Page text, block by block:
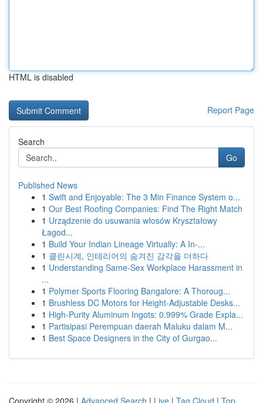
HTML is disabled
Report Page
Search
Go
Published News
1 Swift and Enjoyable: The 3 Min Finance System o...
1 Our Best Roofing Companies: Find The Right Match
1 Urządzenie do usuwania włosów Kryształowy
Łagod...
1 Build Your Indian Lineage Virtually: A In-...
1 클린시계, 인테리어의 숨겨진 감각을 더하다
1 Understanding Same-Sex Workplace Harassment in
...
1 Polymer Sports Flooring Bangalore: A Thoroug...
1 Brushless DC Motors for Height-Adjustable Desks...
1 High-Purity Aluminum Ingots: 0.999% Grade Expla...
1 Partisipasi Perempuan daerah Maluku dalam M...
1 Best Space Designers in the City of Gurgao...
Copyright © 2026 | Advanced Search | Live | Tag Cloud | Top